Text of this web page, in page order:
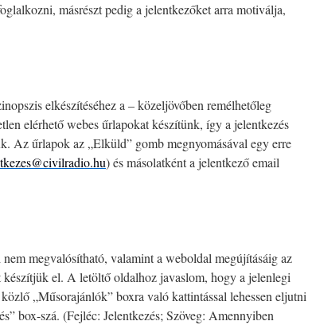
másrészt pedig a jelentkezőket arra motiválja,
elkészítéséhez a – közeljövőben remélhetőleg
elérhető webes űrlapokat készítünk, így a jelentkezés
Az űrlapok az „Elküld” gomb megnyomásával egy erre
) és másolatként a jelentkező email
megvalósítható, valamint a weboldal megújításáig az
el. A letöltő oldalhoz javaslom, hogy a jelenlegi
„Műsorajánlók” boxra való kattintással lehessen eljutni
box-szá. (Fejléc: Jelentkezés; Szöveg: Amennyiben